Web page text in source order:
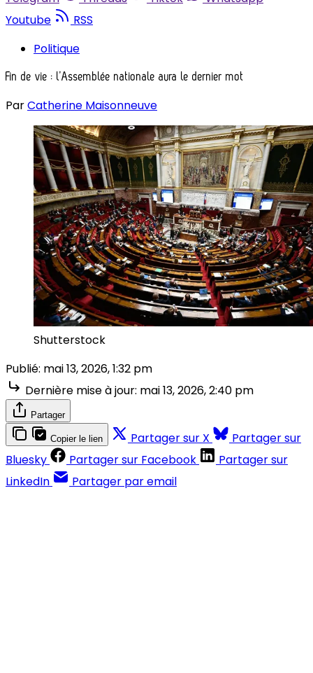
Youtube
RSS
Politique
Fin de vie : l’Assemblée nationale aura le dernier mot
ParCatherine Maisonneuve
Shutterstock
Publié: mai 13, 2026, 1:32 pm
Dernière mise à jour: mai 13, 2026, 2:40 pm
Partager
Copier le lien Partager sur X
Partager sur
Bluesky
Partager sur Facebook
Partager sur
LinkedIn
Partager par email